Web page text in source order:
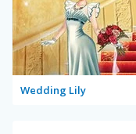
Wedding Lily